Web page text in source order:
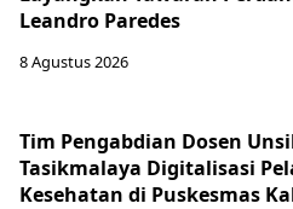
Leandro Paredes
8 Agustus 2026
Tim Pengabdian Dosen
Tasikmalaya Digitalisasi
Kesehatan di Puskesmas